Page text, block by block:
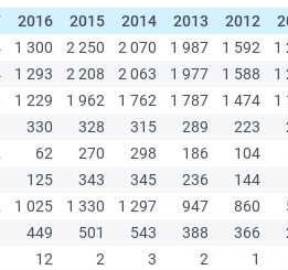
2016 2015 2014 2013 2012